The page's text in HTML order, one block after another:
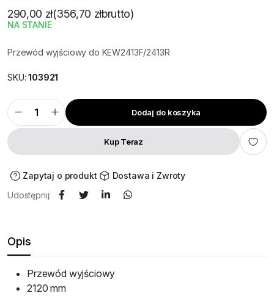
290,00 zł(356,70 złbrutto)
NA STANIE
Przewód wyjściowy do KEW2413F/2413R
SKU:103921
KEW7073
ilość
Dodaj do koszyka
Kup Teraz
Zapytaj o produkt
Dostawa i Zwroty
Udostępnij:
Opis
Przewód wyjściowy
2120 mm